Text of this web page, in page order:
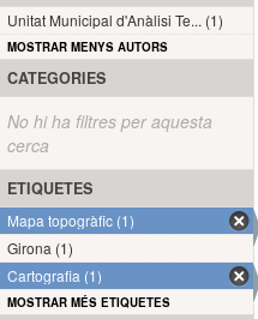
Unitat Municipal d'Anàlisi Te... (1)
MOSTRAR MENYS AUTORS
CATEGORIES
No hi ha filtres per aquesta
cerca
ETIQUETES
Mapa topogràfic (1)
Girona (1)
Cartografia (1)
MOSTRAR MÉS ETIQUETES